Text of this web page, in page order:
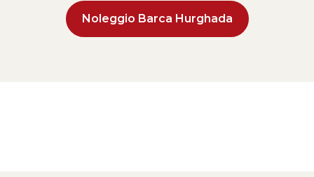
Noleggio Barca Hurghada